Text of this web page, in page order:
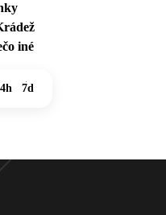
iné
7d